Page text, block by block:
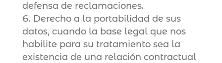
defensa de reclamaciones.
Derecho a la portabilidad de sus
datos, cuando la base legal que nos
habilite para su tratamiento sea la
existencia de una relación contractual